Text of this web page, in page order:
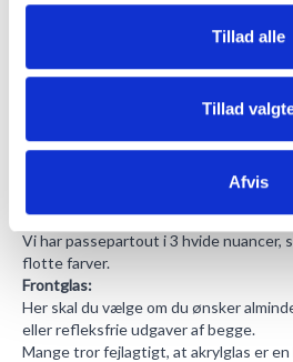
Tillad alle
Tillad
Afvis
Hvor meget kant, der skal være på
smagssag og afhænger også af
små motiver er det oftest 2,5 cm hele
motiver 5 cm eller 7 cm men det
har et motiv på 40 x 50 cm skal
hulmålet skal være 39 x 49 cm og der
rammen skal have.
Vi harpassepartout i 3 hvide nuancer,
flotte farver.
Frontglas:
Her skal du vælge om du ønsker
eller refleksfrie udgaver af begge.
Mange tror fejlagtigt, at akrylglas er